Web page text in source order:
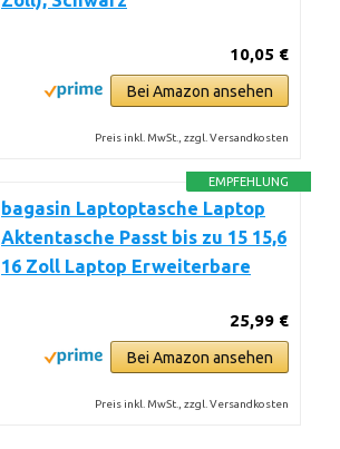
10,05 €
Bei Amazon ansehen
Preis inkl. MwSt., zzgl. Versandkosten
EMPFEHLUNG
bagasin Laptoptasche Laptop
Aktentasche Passt bis zu 15 15,6
16 Zoll Laptop Erweiterbare
25,99 €
Bei Amazon ansehen
Preis inkl. MwSt., zzgl. Versandkosten